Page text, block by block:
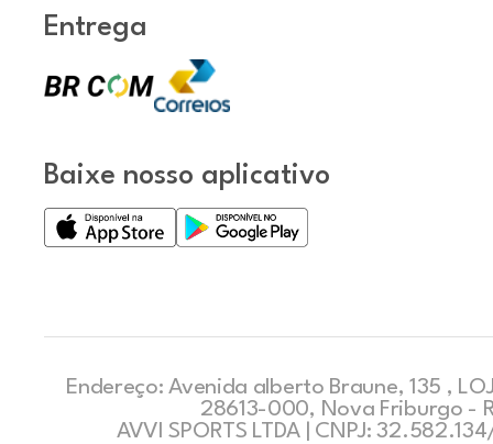
Entrega
Baixe nosso aplicativo
Endereço: Avenida alberto Braune, 135 ,
28613-000, Nova Friburgo -
AVVI SPORTS LTDA | CNPJ: